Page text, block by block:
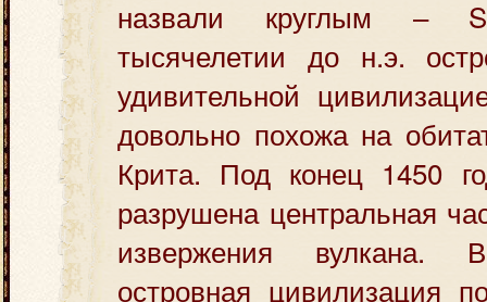
назвали круглым –
тысячелетии до н.э.
удивительной
довольно похожа на
Крита. Под конец 1450
разрушена центральная
извержения вулкана.
островная цивилизация